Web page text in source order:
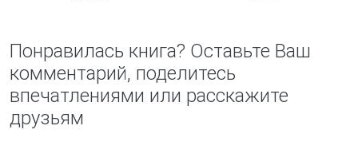
Понравилась книга? Оставьте Ваш
комментарий, поделитесь
впечатлениями или расскажите
друзьям